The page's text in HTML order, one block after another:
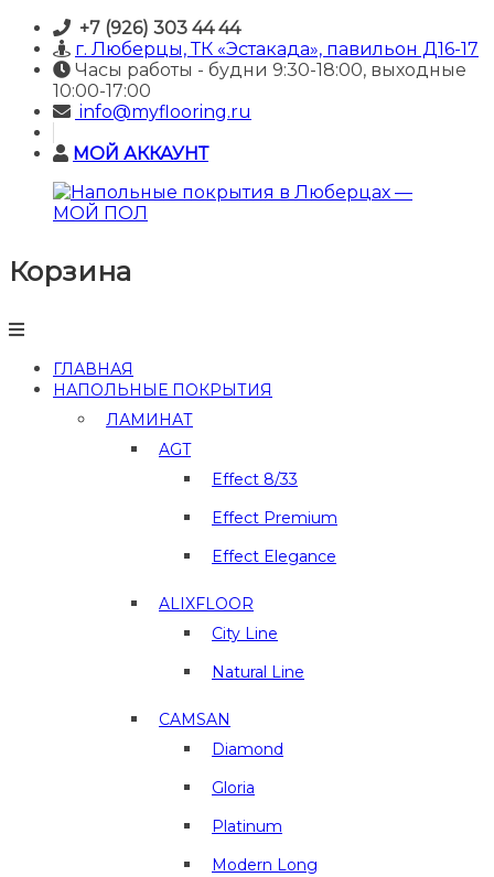
Skip
content
+7 (926) 303 44 44
г. Люберцы, ТК «Эстакада», павильон Д16-17
Часы работы - будни 9:30-18:00, выходные
10:00-17:00
info@myflooring.ru
МОЙ АККАУНТ
Напольные
покрытия
Люберцах
МОЙ
ПОЛ
Корзина
ГЛАВНАЯ
НАПОЛЬНЫЕ ПОКРЫТИЯ
ЛАМИНАТ
AGT
Effect 8/33
Effect Premium
Effect Elegance
ALIXFLOOR
City Line
Natural Line
CAMSAN
Diamond
Gloria
Platinum
Modern Long